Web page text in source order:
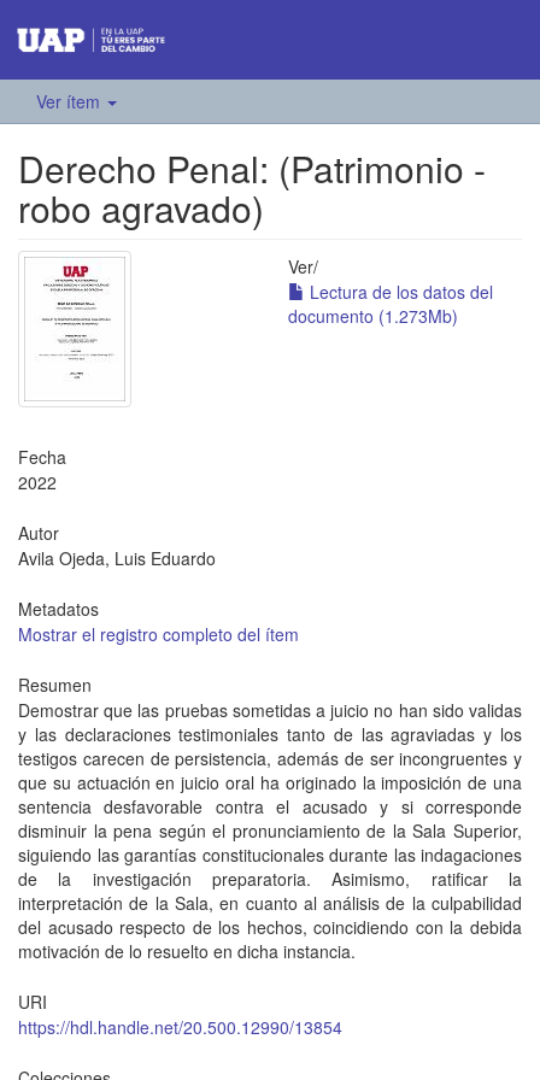
Ver ítem
Derecho Penal: (Patrimonio -
robo agravado)
Ver/
Lectura de los datos del
documento (1.273Mb)
Fecha
2022
Autor
Avila Ojeda, Luis Eduardo
Metadatos
Mostrar el registro completo del ítem
Resumen
Demostrar que las pruebas sometidas a juicio no han sido validas
y las declaraciones testimoniales tanto de las agraviadas y los
testigos carecen de persistencia, además de ser incongruentes y
que su actuación en juicio oral ha originado la imposición de una
sentencia desfavorable contra el acusado y si corresponde
disminuir la pena según el pronunciamiento de la Sala Superior,
siguiendo las garantías constitucionales durante las indagaciones
de la investigación preparatoria. Asimismo, ratificar la
interpretación de la Sala, en cuanto al análisis de la culpabilidad
del acusado respecto de los hechos, coincidiendo con la debida
motivación de lo resuelto en dicha instancia.
URI
https://hdl.handle.net/20.500.12990/13854